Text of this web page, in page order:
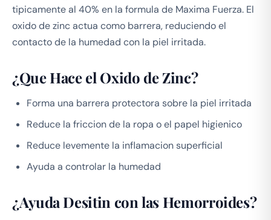
tipicamente al 40% en la formula de Maxima Fuerza. El
oxido de zinc actua como barrera, reduciendo el
contacto de la humedad con la piel irritada.
¿Que Hace el Oxido de Zinc?
Forma una barrera protectora sobre la piel irritada
Reduce la friccion de la ropa o el papel higienico
Reduce levemente la inflamacion superficial
Ayuda a controlar la humedad
¿Ayuda Desitin con las Hemorroides?